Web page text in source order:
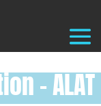
– ALAT